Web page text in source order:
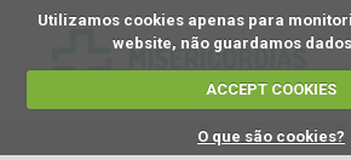
Utilizamos cookies apenas para
website, não guardamos
ACCEPT COOKIES
O que são cookies?